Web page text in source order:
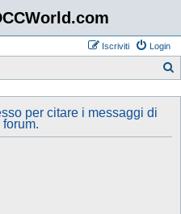
Login
Iscriviti
per citare i messaggi di